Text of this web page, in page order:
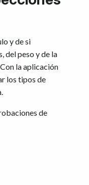
y de si
del peso y de la
la aplicación
los tipos de
de